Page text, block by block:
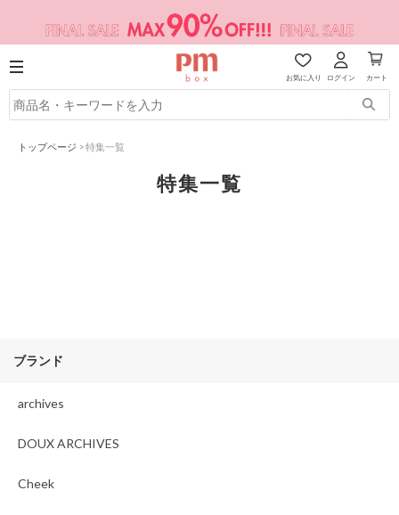
お気に入り ログイン カート
トップページ >特集一覧
特集一覧
ブランド
archives
DOUX ARCHIVES
Cheek